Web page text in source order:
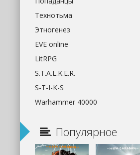
Технотьма
Этногенез
EVE online
LitRPG
S.T.A.L.K.E.R.
S-T-I-K-S
Warhammer 40000
Популярное